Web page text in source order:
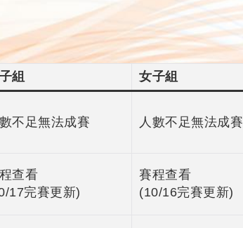
組 女子組
不足無法成賽 人數不足無法成賽
查看
17完賽更新)
賽程查看
(10/16完賽更新)